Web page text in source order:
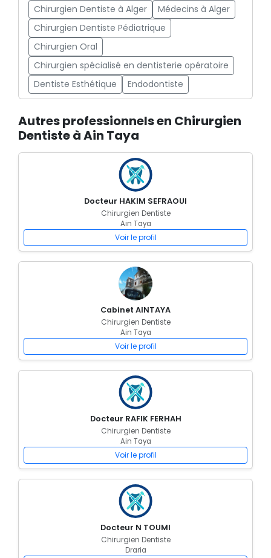
Chirurgien Dentiste à Alger
Médecins à Alger
Chirurgien Dentiste Pédiatrique
Chirurgien Oral
Chirurgien spécialisé en dentisterie opératoire
Dentiste Esthétique
Endodontiste
Autres professionnels en Chirurgien
Dentiste à Ain Taya
Docteur HAKIM SEFRAOUI
Chirurgien Dentiste
Ain Taya
Voir le profil
Cabinet AINTAYA
Chirurgien Dentiste
Ain Taya
Voir le profil
Docteur RAFIK FERHAH
Chirurgien Dentiste
Ain Taya
Voir le profil
Docteur N TOUMI
Chirurgien Dentiste
Draria